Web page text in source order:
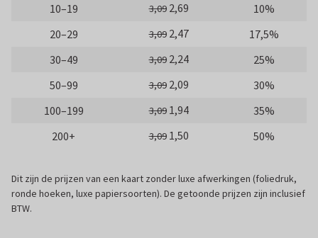
10–19
3,09 2,69
10%
20–29
3,09 2,47
17,5%
30–49
3,09 2,24
25%
50–99
3,09 2,09
30%
100–199
3,09 1,94
35%
200+
3,09 1,50 50%
Dit zijn de prijzen van een kaart zonder luxe afwerkingen (foliedruk,
ronde hoeken, luxe papiersoorten). De getoonde prijzen zijn inclusief
BTW.